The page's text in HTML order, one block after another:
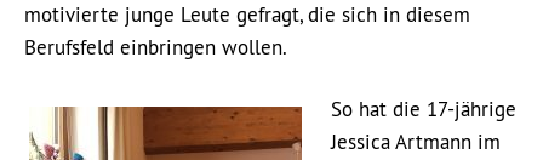
motivierte junge Leute gefragt, die sich in diesem
Berufsfeld einbringen wollen.
So hat die 17-jährige
Jessica Artmann im